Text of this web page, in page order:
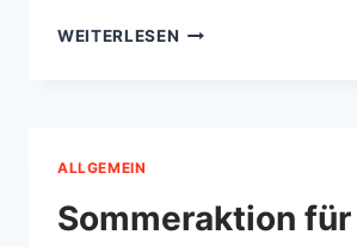
WEITERLESEN SENIORENNETZWERK
ALLGEMEIN
Sommeraktion für